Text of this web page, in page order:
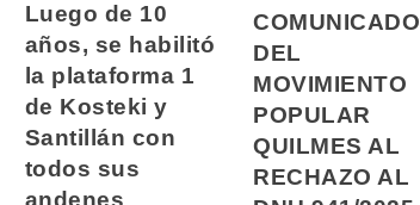
Luego de 10
años, se habilitó
la plataforma 1
de Kosteki y
Santillán con
todos sus
andenes
COMUNICADO
DEL
MOVIMIENTO
POPULAR
QUILMES AL
RECHAZO AL